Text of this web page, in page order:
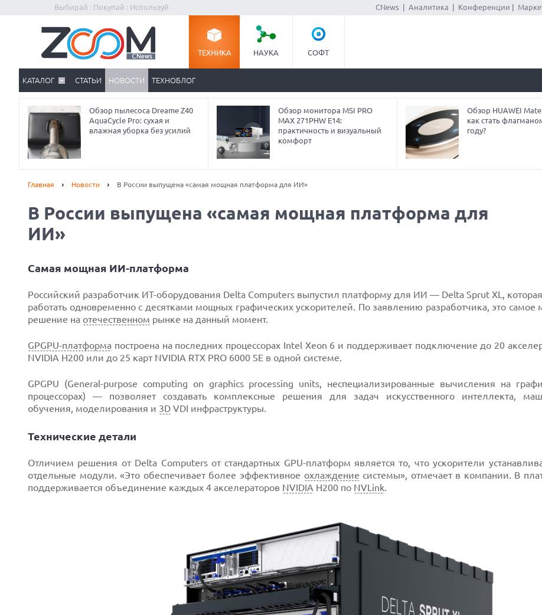
Выбирай : Покупай : Используй CNews| Аналитика Конференции
ТЕХНИКА НАУКА СОФТ
КАТАЛОГ СТАТЬИ НОВОСТИ ТЕХНОБЛОГ
Обзор пылесоса Dreame Z40
AquaCycle Pro: сухая и
влажная уборка без усилий
Обзор монитора MSI PRO
MAX 271PHW E14:
практичность и визуальный
комфорт
Обзор HUAWEI Mate
как стать
году?
Главная Новости В России выпущена «самая мощная платформа для ИИ»
В России выпущена «самая мощная платформа для
ИИ»
Самая мощная ИИ-платформа
Российский разработчик ИТ-оборудования Delta Computers выпустил платформу для ИИ — Delta Sprut XL,
работать одновременно с десятками мощных графических ускорителей. По заявлению разработчика, это самое
решение на отечественном рынке на данный момент.
GPGPU-платформа построена на последних процессорах Intel Xeon 6 и поддерживает подключение до 20
NVIDIA H200 или до 25 карт NVIDIA RTX PRO 6000 SE в одной системе.
GPGPU (General-purpose computing on graphics processing units, неспециализированные вычисления на
процессорах) — позволяет создавать комплексные решения для задач искусственного интеллекта,
обучения, моделирования и 3D VDI инфраструктуры.
Технические детали
Отличием решения от Delta Computers от стандартных GPU-платформ является то, что ускорители
отдельные модули. «Это обеспечивает более эффективное охлаждение системы», отмечает в компании. В
поддерживается объединение каждых 4 акселераторов NVIDIA H200 по NVLink.
Prev